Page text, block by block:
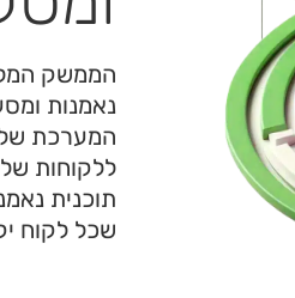
הממשק
נאמנות
המערכת
ללקוחות
תוכנית
שכל לקוח